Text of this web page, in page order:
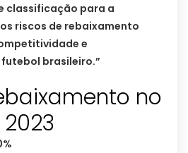
classificação para a
riscos de rebaixamento
e
brasileiro.”
no